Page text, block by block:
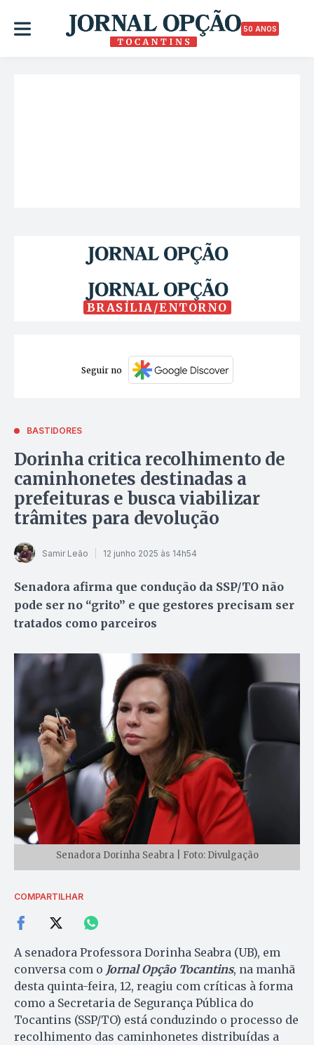
50 ANOS
BRASÍLIA/ENTORNO
Seguir no
BASTIDORES
Dorinha critica recolhimento de
caminhonetes destinadas a
prefeituras e busca viabilizar
trâmites para devolução
Samir Leão 12 junho 2025 às 14h54
Senadora afirma que condução da SSP/TO não
pode ser no “grito” e que gestores precisam ser
tratados como parceiros
Senadora Dorinha Seabra | Foto: Divulgação
COMPARTILHAR
A senadora Professora Dorinha Seabra (UB), em
conversa com o Jornal Opção Tocantins, na manhã
desta quinta-feira, 12, reagiu com críticas à forma
como a Secretaria de Segurança Pública do
Tocantins (SSP/TO) está conduzindo o processo de
recolhimento das caminhonetes distribuídas a